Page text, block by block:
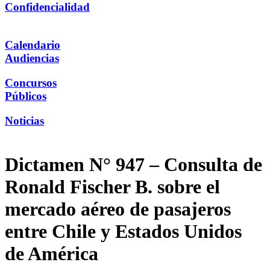
Confidencialidad
Calendario
Audiencias
Concursos
Públicos
Noticias
Dictamen N° 947 – Consulta de
Ronald Fischer B. sobre el
mercado aéreo de pasajeros
entre Chile y Estados Unidos
de América